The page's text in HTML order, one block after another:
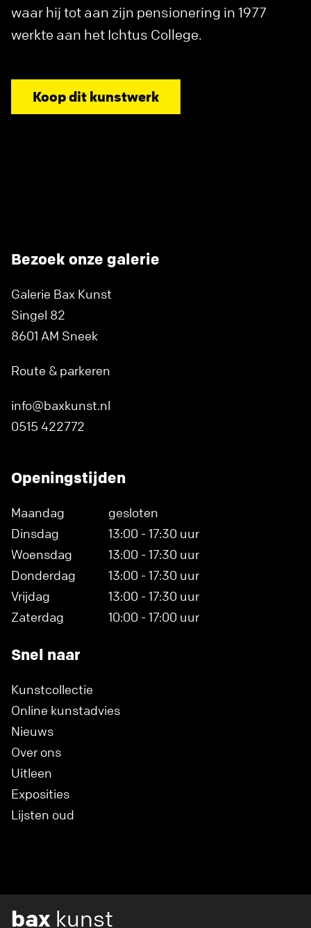
waar hij tot aan zijn pensionering in 1977
werkte aan het Ichtus College.
Koop dit kunstwerk
Bezoek onze galerie
Galerie Bax Kunst
Singel 82
8601 AM Sneek
Route & parkeren
info@baxkunst.nl
0515 422772
Openingstijden
Maandag
gesloten
Dinsdag
13:00 - 17:30 uur
Woensdag
13:00 - 17:30 uur
Donderdag
13:00 - 17:30 uur
Vrijdag
13:00 - 17:30 uur
Zaterdag
10:00 - 17:00 uur
Snel naar
Kunstcollectie
Online kunstadvies
Nieuws
Over ons
Uitleen
Exposities
Lijsten oud
bax kunst